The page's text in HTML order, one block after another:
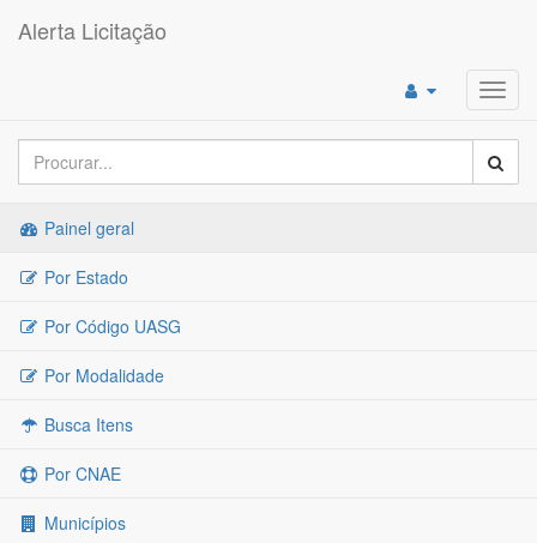
Alerta Licitação
Painel geral
Por Estado
Por Código UASG
Por Modalidade
Busca Itens
Por CNAE
Municípios